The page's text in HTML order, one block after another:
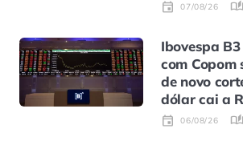
07/08/26
Ibovespa
com Copom
de novo
dólar cai a
06/08/26